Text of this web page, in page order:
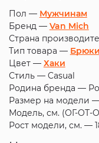
Пол — Мужчинам
Бренд — Van Mich
Страна
Тип товара —
Цвет — Хаки
Стиль — Casual
Родина бренда —
Размер на модели
Модель, см. (ОГ-ОТ-
Рост модели, см. —